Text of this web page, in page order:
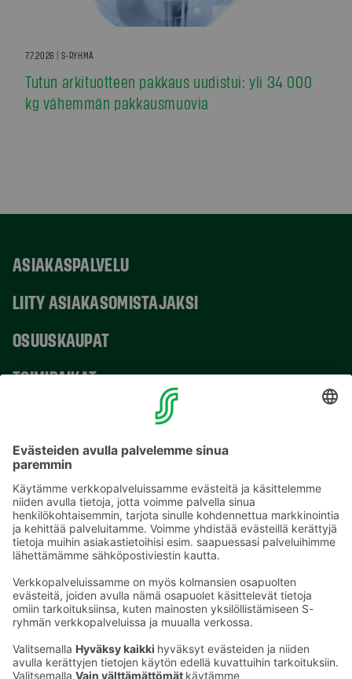
7.7.2026 | S-RYHMÄ
Tutun arkituotteen pakkaus uudistui: yli 34 000
kg vähemmän pakkausmuovia
ASIAKASPALVELU
LIITY ASIAKASOMISTAJAKSI
OSUUSKAUPAT
TOIMIPAIKAT
Sähköpostiosoitteet S-ryhmässä ovat muotoa
etunimi.sukunimi@sok.fi
Seuraa meitä: